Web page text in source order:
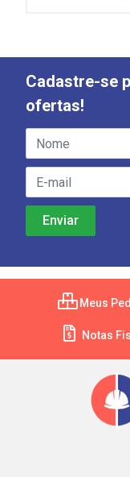
Cadastre-se
ofertas!
Meus
Notas